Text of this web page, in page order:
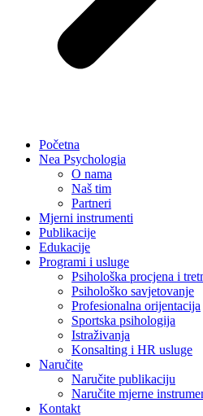
Početna
Nea Psychologia
O nama
Naš tim
Partneri
Mjerni instrumenti
Publikacije
Edukacije
Programi i usluge
Psihološka procjena i
Psihološko savjetovanje
Profesionalna orijentacija
Sportska psihologija
Istraživanja
Konsalting i HR usluge
Naručite
Naručite publikaciju
Naručite mjerne
Kontakt